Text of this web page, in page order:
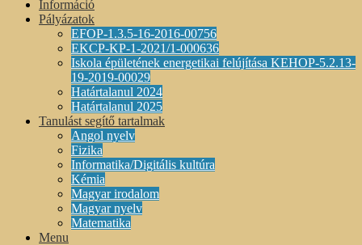
Információ
Pályázatok
EFOP-1.3.5-16-2016-00756
EKCP-KP-1-2021/1-000636
Iskola épületének energetikai felújítása KEHOP-5.2.13-
19-2019-00029
Határtalanul 2024
Határtalanul 2025
Tanulást segítő tartalmak
Angol nyelv
Fizika
Informatika/Digitális kultúra
Kémia
Magyar irodalom
Magyar nyelv
Matematika
Menu